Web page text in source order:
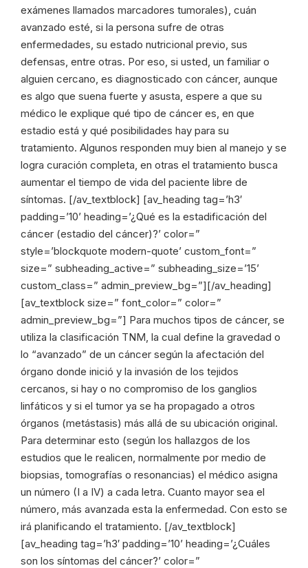
exámenes llamados marcadores tumorales), cuán
avanzado esté, si la persona sufre de otras
enfermedades, su estado nutricional previo, sus
defensas, entre otras. Por eso, si usted, un familiar o
alguien cercano, es diagnosticado con cáncer, aunque
es algo que suena fuerte y asusta, espere a que su
médico le explique qué tipo de cáncer es, en que
estadio está y qué posibilidades hay para su
tratamiento. Algunos responden muy bien al manejo y se
logra curación completa, en otras el tratamiento busca
aumentar el tiempo de vida del paciente libre de
síntomas. [/av_textblock] [av_heading tag=’h3′
padding=’10’ heading=’¿Qué es la estadificación del
cáncer (estadio del cáncer)?’ color=”
style=’blockquote modern-quote’ custom_font=”
size=” subheading_active=” subheading_size=’15’
custom_class=” admin_preview_bg=”][/av_heading]
[av_textblock size=” font_color=” color=”
admin_preview_bg=”] Para muchos tipos de cáncer, se
utiliza la clasificación TNM, la cual define la gravedad o
lo “avanzado” de un cáncer según la afectación del
órgano donde inició y la invasión de los tejidos
cercanos, si hay o no compromiso de los ganglios
linfáticos y si el tumor ya se ha propagado a otros
órganos (metástasis) más allá de su ubicación original.
Para determinar esto (según los hallazgos de los
estudios que le realicen, normalmente por medio de
biopsias, tomografías o resonancias) el médico asigna
un número (I a IV) a cada letra. Cuanto mayor sea el
número, más avanzada esta la enfermedad. Con esto se
irá planificando el tratamiento. [/av_textblock]
[av_heading tag=’h3′ padding=’10’ heading=’¿Cuáles
son los síntomas del cáncer?’ color=”